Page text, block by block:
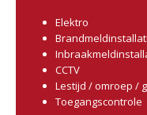
Elektro
CCTV
Lestijd / omroep /
Toegangscontrole